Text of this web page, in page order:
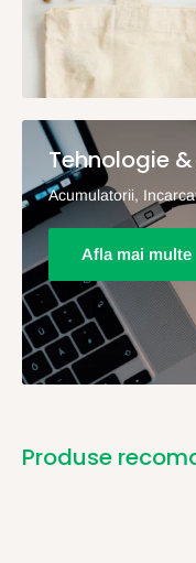
Tehnologie
Acumulatorii,
Afla mai multe
Produse